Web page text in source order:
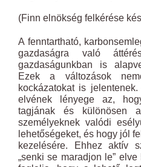
(Finn elnökség felkérése
A fenntartható,
gazdaságra való
gazdaságunkban is
Ezek a változások
kockázatokat is
elvének lényege az,
tagjának és különösen
személyeknek valódi
lehetőségeket, és hogy jól
kezelésére. Ehhez aktív
„senki se maradjon le”